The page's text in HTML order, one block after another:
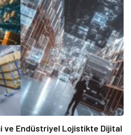
ve Endüstriyel Lojistikte Dijital